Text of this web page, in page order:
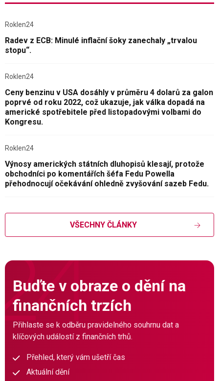
Roklen24
Radev z ECB: Minulé inflační šoky zanechaly „trvalou
stopu“.
Roklen24
Ceny benzinu v USA dosáhly v průměru 4 dolarů za galon
poprvé od roku 2022, což ukazuje, jak válka dopadá na
americké spotřebitele před listopadovými volbami do
Kongresu.
Roklen24
Výnosy amerických státních dluhopisů klesají, protože
obchodníci po komentářích šéfa Fedu Powella
přehodnocují očekávání ohledně zvyšování sazeb Fedu.
VŠECHNY ČLÁNKY
Buďte v obraze o dění na
finančních trzích
Přihlaste se k odběru pravidelného souhrnu dat a
klíčových událostí z finančních trhů.
Přehled, který vám ušetří čas
Aktuální dění